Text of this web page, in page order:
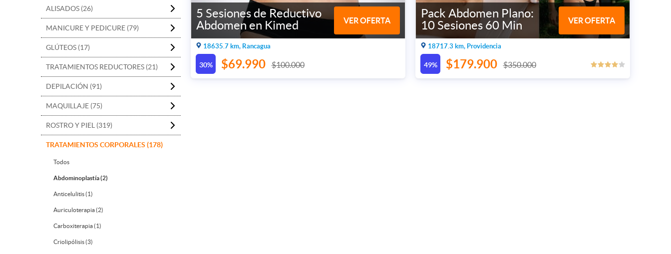
ALISADOS (26)
MANICURE Y PEDICURE (79)
GLÚTEOS (17)
TRATAMIENTOS REDUCTORES (21)
DEPILACIÓN (91)
MAQUILLAJE (75)
ROSTRO Y PIEL (319)
TRATAMIENTOS CORPORALES (178)
Todos
Abdominoplastía (2)
Anticelulitis (1)
Auriculoterapia (2)
Carboxiterapia (1)
Criolipólisis (3)
5 Sesiones de Reductivo
Abdomen en Kimed
VER OFERTA
18635.7 km, Rancagua
30% $69.990 $100.000
Pack Abdomen Plano:
10 Sesiones 60 Min
VER OFERTA
18717.3 km, Providencia
49% $179.900 $350.000